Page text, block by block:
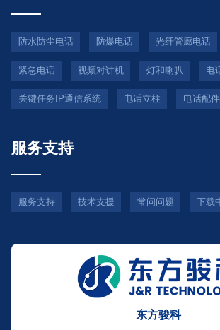
防水防尘电话 防爆电话 光纤管廊电话
紧急电话 视频对讲机 灯和喇叭 电
关键任务IP通信系统 电话立柱 电话配件
服务支持
服务支持 技术支援 常问问题 下载
东方骏科